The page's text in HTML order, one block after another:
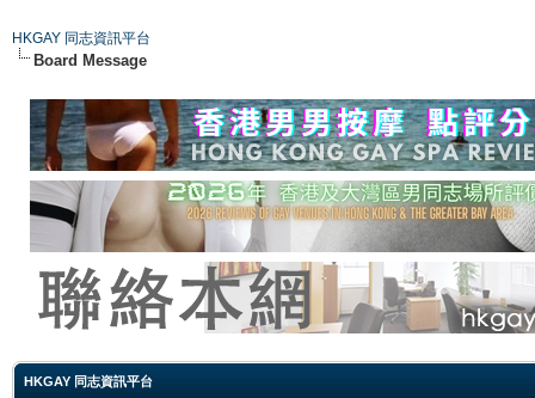
HKGAY 同志資訊平台
Board Message
HKGAY 同志資訊平台